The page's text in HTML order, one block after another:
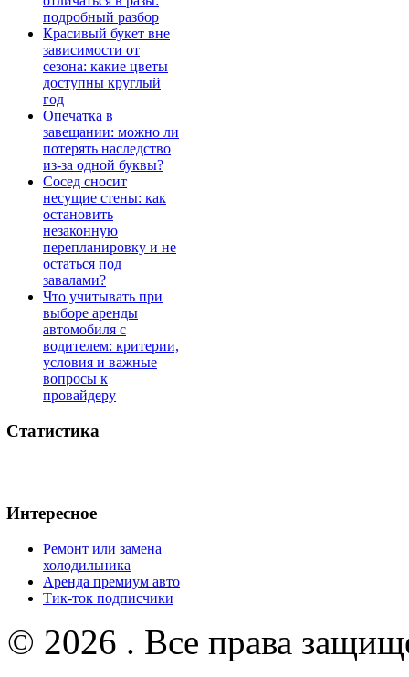
подробный разбор
Красивый букет вне
зависимости от
сезона: какие цветы
доступны круглый
год
Опечатка в
завещании: можно ли
потерять наследство
из-за одной буквы?
Сосед сносит
несущие стены: как
остановить
незаконную
перепланировку и не
остаться под
завалами?
Что учитывать при
выборе аренды
автомобиля с
водителем: критерии,
условия и важные
вопросы к
провайдеру
Статистика
Интересное
Ремонт или замена
холодильника
Аренда премиум авто
Тик-ток подписчики
© 2026 . Все права